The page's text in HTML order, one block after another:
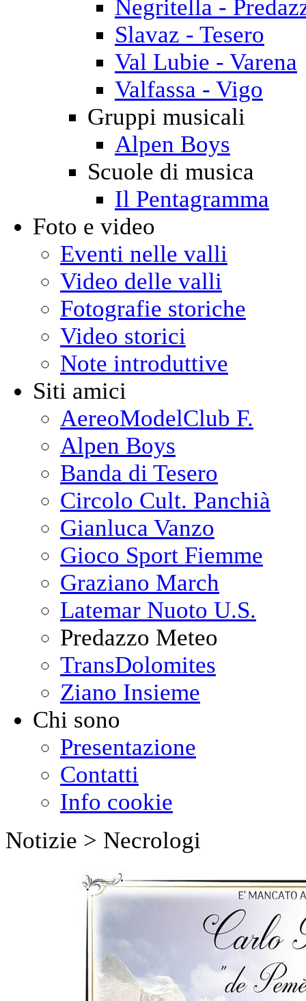
Negritella -
Slavaz - Tesero
Val Lubie - Varena
Valfassa - Vigo
Gruppi musicali
Alpen Boys
Scuole di musica
Il Pentagramma
Foto e video
Eventi nelle valli
Video delle valli
Fotografie storiche
Video storici
Note introduttive
Siti amici
AereoModelClub F.
Alpen Boys
Banda di Tesero
Circolo Cult. Panchià
Gianluca Vanzo
Gioco Sport Fiemme
Graziano March
Latemar Nuoto U.S.
Predazzo Meteo
TransDolomites
Ziano Insieme
Chi sono
Presentazione
Contatti
Info cookie
Notizie > Necrologi